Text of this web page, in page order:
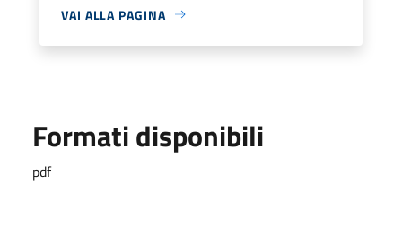
VAI ALLA PAGINA
Formati disponibili
pdf